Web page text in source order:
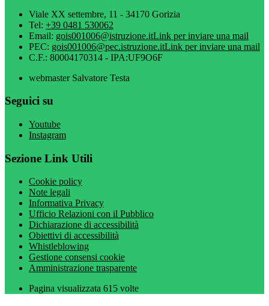
Viale XX settembre, 11 - 34170 Gorizia
Tel: +39 0481 530062
Email: gois001006@istruzione.itLink per inviare una mail
PEC: gois001006@pec.istruzione.itLink per inviare una mail
C.F.: 80004170314 - IPA:UF9O6F
webmaster Salvatore Testa
Seguici su
Youtube
Instagram
Sezione Link Utili
Cookie policy
Note legali
Informativa Privacy
Ufficio Relazioni con il Pubblico
Dichiarazione di accessibilità
Obiettivi di accessibilità
Whistleblowing
Gestione consensi cookie
Amministrazione trasparente
Pagina visualizzata 615 volte